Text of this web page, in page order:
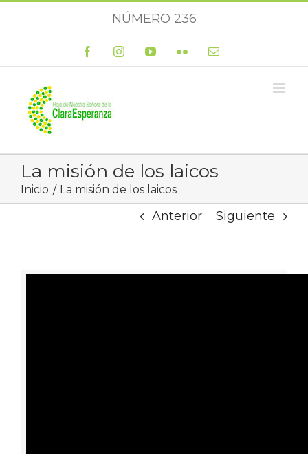
NÚMERO 236
FacebookInstagramYouTubeFlickr Correo
La misión de los laicos
Inicio La misión de los laicos
Anterior Siguiente